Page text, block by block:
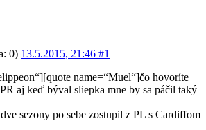
0) 13.5.2015, 21:46 #1
name=“Muel“]čo hovoríte
aj keď býval sliepka mne by sa páčil taký
sezony po sebe zostupil z PL s Cardiffom